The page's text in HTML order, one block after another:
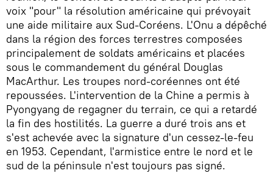
voix "pour" la résolution américaine qui prévoyait
une aide militaire aux Sud-Coréens. L'Onu a dépêché
dans la région des forces terrestres composées
principalement de soldats américains et placées
sous le commandement du général Douglas
MacArthur. Les troupes nord-coréennes ont été
repoussées. L'intervention de la Chine a permis à
Pyongyang de regagner du terrain, ce qui a retardé
la fin des hostilités. La guerre a duré trois ans et
s'est achevée avec la signature d'un cessez-le-feu
en 1953. Cependant, l'armistice entre le nord et le
sud de la péninsule n'est toujours pas signé.